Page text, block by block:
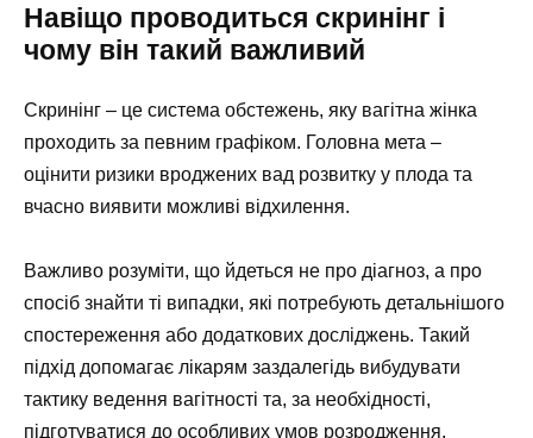
Навіщо проводиться скринінг і
чому він такий важливий
Скринінг – це система обстежень, яку вагітна жінка
проходить за певним графіком. Головна мета –
оцінити ризики вроджених вад розвитку у плода та
вчасно виявити можливі відхилення.
Важливо розуміти, що йдеться не про діагноз, а про
спосіб знайти ті випадки, які потребують детальнішого
спостереження або додаткових досліджень. Такий
підхід допомагає лікарям заздалегідь вибудувати
тактику ведення вагітності та, за необхідності,
підготуватися до особливих умов розродження.